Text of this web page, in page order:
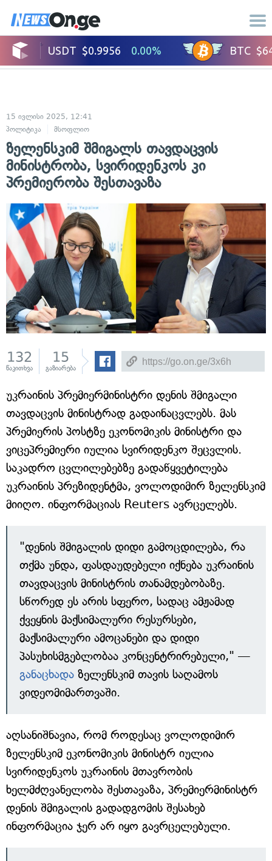
15 ივლისი 2025, 12:41
პოლიტიკა
მსოფლიო
ზელენსკიმ შმიგალს თავდაცვის
მინისტრობა, სვირიდენკოს კი
პრემიერობა შესთავაზა
132
წაკითხვა
15
გაზიარება
უკრაინის პრემიერმინისტრი დენის შმიგალი
თავდაცვის მინისტრად გადაინაცვლებს. მას
პრემიერის პოსტზე ეკონომიკის მინისტრი და
ვიცეპრემიერი იულია სვირიდენკო შეცვლის.
საკადრო ცვლილებებზე გადაწყვეტილება
უკრაინის პრეზიდენტმა, ვოლოდიმირ ზელენსკიმ
მიიღო. ინფორმაციას Reuters ავრცელებს.
"დენის შმიგალის დიდი გამოცდილება, რა
თქმა უნდა, ფასდაუდებელი იქნება უკრაინის
თავდაცვის მინისტრის თანამდებობაზე.
სწორედ ეს არის სფერო, სადაც ამჟამად
ქვეყნის მაქსიმალური რესურსები,
მაქსიმალური ამოცანები და დიდი
პასუხისმგებლობაა კონცენტრირებული," —
განაცხადა ზელენსკიმ თავის საღამოს
ვიდეომიმართვაში.
აღსანიშნავია, რომ როდესაც ვოლოდიმირ
ზელენსკიმ ეკონომიკის მინისტრ იულია
სვირიდენკოს უკრაინის მთავრობის
ხელმძღვანელობა შესთავაზა, პრემიერმინისტრ
დენის შმიგალის გადადგომის შესახებ
ინფორმაცია ჯერ არ იყო გავრცელებული.